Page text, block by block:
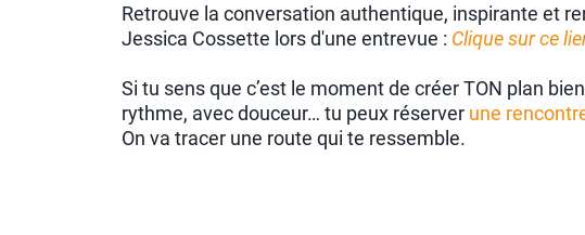
Retrouve la conversation authentique, inspirante et
Jessica Cossette lors d'une entrevue : Clique sur ce
Si tu sens que c’est le moment de créer TON plan
rythme, avec douceur… tu peux réserver une
On va tracer une route qui te ressemble.